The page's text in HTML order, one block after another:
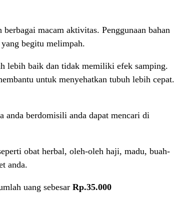
macam aktivitas. Penggunaan bahan
begitu melimpah.
lebih baik dan tidak memiliki efek samping.
untuk menyehatkan tubuh lebih cepat.
anda berdomisili anda dapat mencari di
obat herbal, oleh-oleh haji, madu, buah-
anda.
uang sebesar Rp.35.000